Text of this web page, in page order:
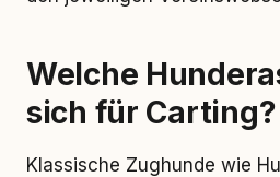
Welche
sich für Carting?
Klassische Zughunde wie